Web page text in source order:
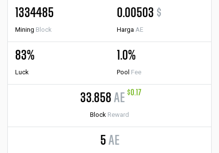
1334485
Mining Block
0.00503 $
Harga AE
83%
Luck
1.0%
Pool Fee
33.858 AE $0.17
Block Reward
5 AE